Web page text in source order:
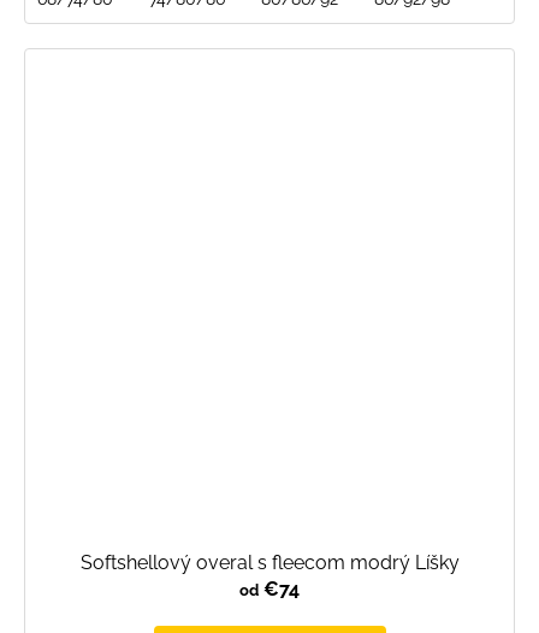
Softshellový overal s fleecom modrý Líšky
od €74